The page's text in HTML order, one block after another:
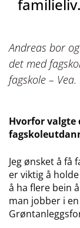
familieliv.
Andreas bor
det med
fagskole – Vea.
Hvorfor valgte
Jeg ønsket å få
er viktig å
å ha flere bein
man jobber i